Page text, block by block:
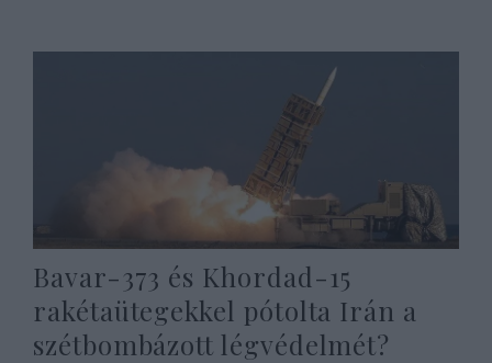
Bavar-373 és Khordad-15
rakétaütegekkel pótolta Irán a
szétbombázott légvédelmét?